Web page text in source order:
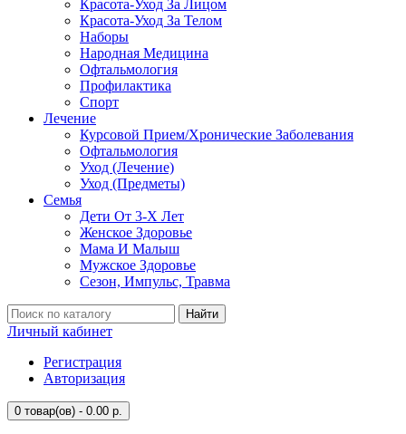
Красота-Уход За Лицом
Красота-Уход За Телом
Наборы
Народная Медицина
Офтальмология
Профилактика
Спорт
Лечение
Курсовой Прием/Хронические Заболевания
Офтальмология
Уход (Лечение)
Уход (Предметы)
Семья
Дети От 3-Х Лет
Женское Здоровье
Мама И Малыш
Мужское Здоровье
Сезон, Импульс, Травма
Найти
Личный кабинет
Регистрация
Авторизация
0 товар(ов) - 0.00 р.